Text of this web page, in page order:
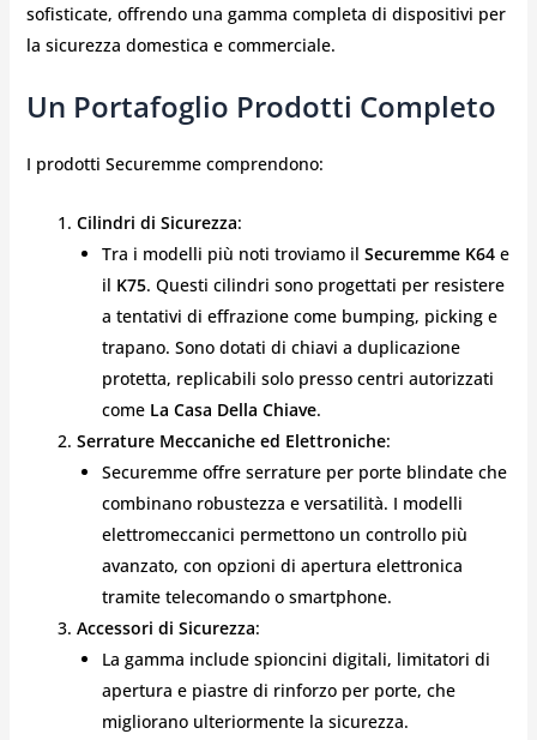
sofisticate, offrendo una gamma completa di dispositivi per
la sicurezza domestica e commerciale.
Un Portafoglio Prodotti Completo
I prodotti Securemme comprendono:
Cilindri di Sicurezza:
Tra i modelli più noti troviamo il Securemme K64e
il K75. Questi cilindri sono progettati per resistere
a tentativi di effrazione come bumping, picking e
trapano. Sono dotati di chiavi a duplicazione
protetta, replicabili solo presso centri autorizzati
come La Casa Della Chiave.
Serrature Meccaniche ed Elettroniche:
Securemme offre serrature per porte blindate che
combinano robustezza e versatilità. I modelli
elettromeccanici permettono un controllo più
avanzato, con opzioni di apertura elettronica
tramite telecomando o smartphone.
Accessori di Sicurezza:
La gamma include spioncini digitali, limitatori di
apertura e piastre di rinforzo per porte, che
migliorano ulteriormente la sicurezza.